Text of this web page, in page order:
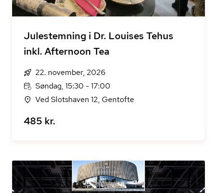
Julestemning i Dr. Louises Tehus
inkl. Afternoon Tea
22. november, 2026
Søndag, 15:30 - 17:00
Ved Slotshaven 12, Gentofte
485 kr.